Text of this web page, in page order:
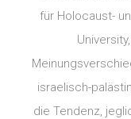
für Holocaust-
israelisch-
die Tendenz,